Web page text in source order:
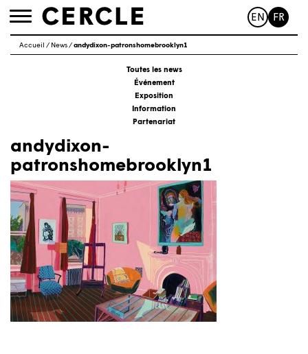
Toggle
EN FR
Accueil / News/andydixon-patronshomebrooklyn1
Toutes les news
Événement
Exposition
Information
Partenariat
andydixon-
patronshomebrooklyn1